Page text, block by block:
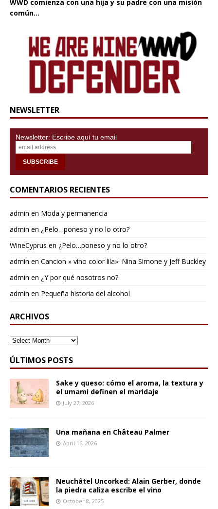
WWD comienza con una hija y su padre con una misión
común...
NEWSLETTER
Newsletter: Escribe aquí tu email
COMENTARIOS RECIENTES
admin en Moda y permanencia
admin en ¿Pelo…poneso y no lo otro?
WineCyprus en ¿Pelo…poneso y no lo otro?
admin en Cancion » vino color lila»: Nina Simone y Jeff Buckley
admin en ¿Y por qué nosotros no?
admin en Pequeña historia del alcohol
ARCHIVOS
ARCHIVOS
ÚLTIMOS POSTS
Sake y queso: cómo el aroma, la textura y
el umami definen el maridaje
July 27, 2026
Una mañana en Château Palmer
April 16, 2026
Neuchâtel Uncorked: Alain Gerber, donde
la piedra caliza escribe el vino
October 8, 2025